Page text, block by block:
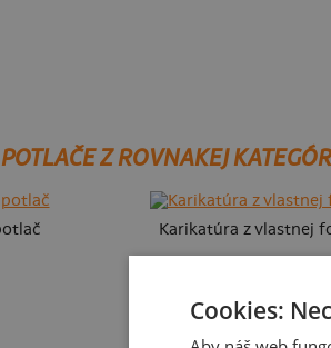
Z ROVNAKEJ
Karikatúra z vlastnej
Cookies: